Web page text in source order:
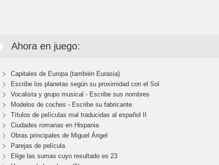
Ahora en juego:
Capitales de Europa (también Eurasia)
Escribe los planetas según su proximidad con el Sol
Vocalista y grupo musical - Escribe sus nombres
Modelos de coches - Escribe su fabricante
Títulos de películas mal traducidas al español II
Ciudades romanas en Hispania
Obras principales de Miguel Ángel
Parejas de película
Elige las sumas cuyo resultado es 23